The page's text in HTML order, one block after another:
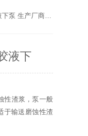
产厂商 衬胶液下
液下
性渣浆，泵一般
于输送磨蚀性渣